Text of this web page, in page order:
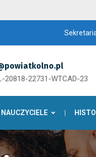
20818-22731-WTCAD-23
NAUCZYCIELE